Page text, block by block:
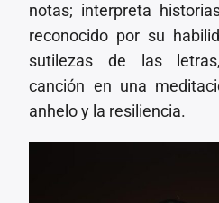
notas; interpreta
reconocido por su
sutilezas de las
canción en una
anhelo y la resiliencia.